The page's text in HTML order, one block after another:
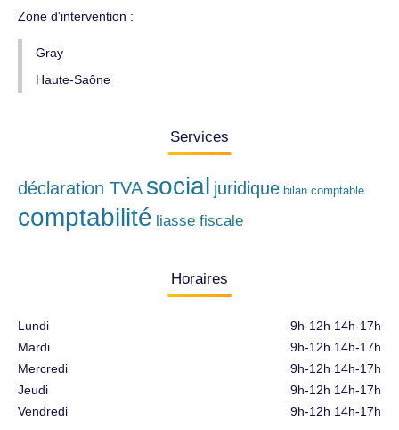
Zone d'intervention :
Gray
Haute-Saône
Services
déclaration TVA social juridique bilan comptable
comptabilité liasse fiscale
Horaires
Lundi
Mardi
Mercredi
Jeudi
Vendredi
9h-12h 14h-17h
9h-12h 14h-17h
9h-12h 14h-17h
9h-12h 14h-17h
9h-12h 14h-17h